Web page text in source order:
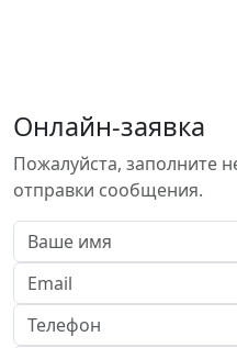
Онлайн-заявка
Пожалуйста, заполните
отправки сообщения.